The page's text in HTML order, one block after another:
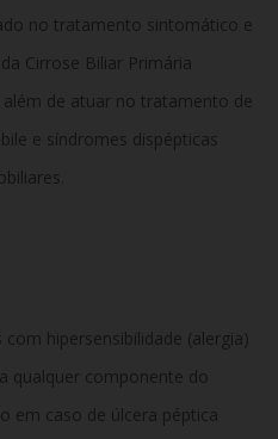
no tratamento sintomático e
Cirrose Biliar Primária
de atuar no tratamento de
e síndromes dispépticas
hipersensibilidade (alergia)
qualquer componente do
em caso de úlcera péptica